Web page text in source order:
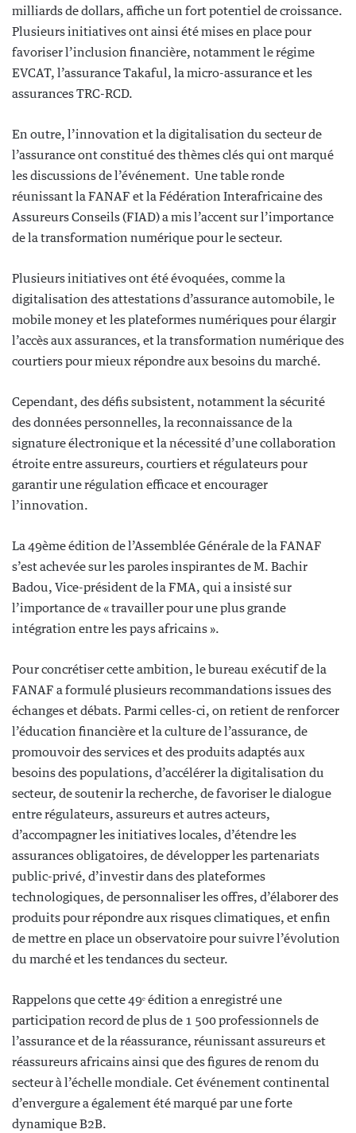
milliards de dollars, affiche un fort potentiel de croissance.
Plusieurs initiatives ont ainsi été mises en place pour
favoriser l’inclusion financière, notamment le régime
EVCAT, l’assurance Takaful, la micro-assurance et les
assurances TRC-RCD.
En outre, l’innovation et la digitalisation du secteur de
l’assurance ont constitué des thèmes clés qui ont marqué
les discussions de l’événement. Une table ronde
réunissant la FANAF et la Fédération Interafricaine des
Assureurs Conseils (FIAD) a mis l’accent sur l’importance
de la transformation numérique pour le secteur.
Plusieurs initiatives ont été évoquées, comme la
digitalisation des attestations d’assurance automobile, le
mobile money et les plateformes numériques pour élargir
l’accès aux assurances, et la transformation numérique des
courtiers pour mieux répondre aux besoins du marché.
Cependant, des défis subsistent, notamment la sécurité
des données personnelles, la reconnaissance de la
signature électronique et la nécessité d’une collaboration
étroite entre assureurs, courtiers et régulateurs pour
garantir une régulation efficace et encourager
l’innovation.
La 49ème édition de l’Assemblée Générale de la FANAF
s’est achevée sur les paroles inspirantes de M. Bachir
Badou, Vice-président de la FMA, qui a insisté sur
l’importance de « travailler pour une plus grande
intégration entre les pays africains ».
Pour concrétiser cette ambition, le bureau exécutif de la
FANAF a formulé plusieurs recommandations issues des
échanges et débats. Parmi celles-ci, on retient de renforcer
l’éducation financière et la culture de l’assurance, de
promouvoir des services et des produits adaptés aux
besoins des populations, d’accélérer la digitalisation du
secteur, de soutenir la recherche, de favoriser le dialogue
entre régulateurs, assureurs et autres acteurs,
d’accompagner les initiatives locales, d’étendre les
assurances obligatoires, de développer les partenariats
public-privé, d’investir dans des plateformes
technologiques, de personnaliser les offres, d’élaborer des
produits pour répondre aux risques climatiques, et enfin
de mettre en place un observatoire pour suivre l’évolution
du marché et les tendances du secteur.
Rappelons que cette 49ᵉ édition a enregistré une
participation record de plus de 1 500 professionnels de
l’assurance et de la réassurance, réunissant assureurs et
réassureurs africains ainsi que des figures de renom du
secteur à l’échelle mondiale. Cet événement continental
d’envergure a également été marqué par une forte
dynamique B2B.